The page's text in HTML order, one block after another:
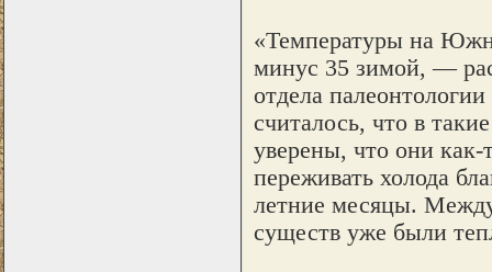
«Температуры на
минус 35 зимой, —
отдела
считалось, что в
уверены, что они
переживать холода
летние месяцы.
существ уже были